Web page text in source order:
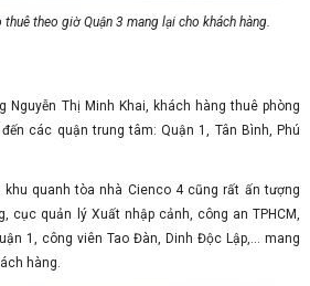
theo giờ Quận 3 mang lại cho khách hàng.
Nguyễn Thị Minh Khai, khách hàng thuê phòng
các quận trung tâm: Quận 1, Tân Bình, Phú
quanh tòa nhà Cienco 4 cũng rất ấn tượng
cục quản lý Xuất nhập cảnh, công an TPHCM,
1, công viên Tao Đàn, Dinh Độc Lập,... mang
hàng.